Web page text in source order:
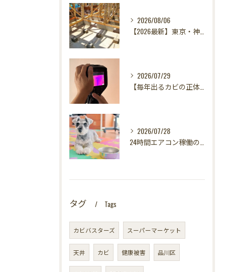
2026/08/06
2026/07/29
2026/07/28
タグ Tags
カビバスターズ スーパーマーケット
天井 カビ 健康被害 品川区